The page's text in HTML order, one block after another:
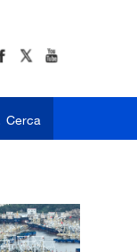
Cerca